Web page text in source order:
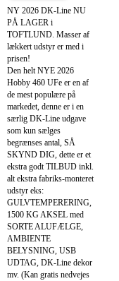
NY 2026 DK-Line NU
PÅ LAGER i
TOFTLUND. Masser af
lækkert udstyr er med i
prisen!
Den helt NYE 2026
Hobby 460 UFe er en af
de mest populære på
markedet, denne er i en
særlig DK-Line udgave
som kun sælges
begrænses antal, SÅ
SKYND DIG, dette er et
ekstra godt TILBUD inkl.
alt ekstra fabriks-monteret
udstyr eks:
GULVTEMPERERING,
1500 KG AKSEL med
SORTE ALUFÆLGE,
AMBIENTE
BELYSNING, USB
UDTAG, DK-Line dekor
mv. (Kan gratis nedvejes